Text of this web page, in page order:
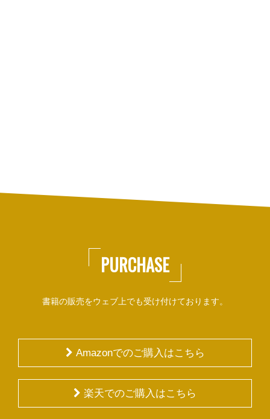
PURCHASE
書籍の販売をウェブ上でも受け付けております。
Amazonでのご購入はこちら
楽天でのご購入はこちら